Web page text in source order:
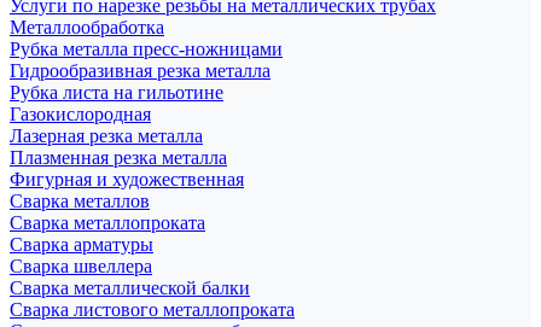
Услуги по нарезке резьбы на металлических трубах
Металлообработка
Рубка металла пресс-ножницами
Гидрообразивная резка металла
Рубка листа на гильотине
Газокислородная
Лазерная резка металла
Плазменная резка металла
Фигурная и художественная
Сварка металлов
Сварка металлопроката
Сварка арматуры
Сварка швеллера
Сварка металлической балки
Сварка листового металлопроката